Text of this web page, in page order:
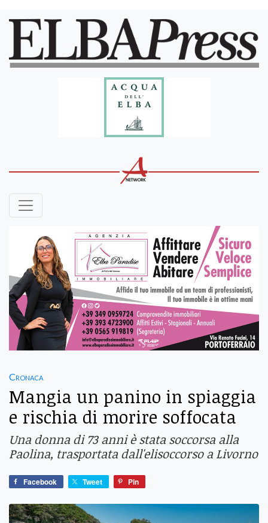
Cronaca
Mangia un panino in spiaggia
e rischia di morire soffocata
Una donna di 73 anni è stata soccorsa alla
Paolina, trasportata dall'elisoccorso a Livorno
Facebook Tweet Pin